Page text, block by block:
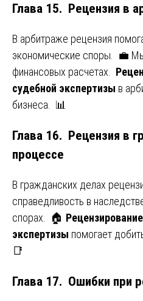
Глава 15. Рецензия в
В арбитраже рецензия
экономические споры. 💼
финансовых расчетах.
судебной экспертизы в
бизнеса. 📊
Глава 16. Рецензия в
процессе
В гражданских делах
справедливость в
спорах. 🏠
экспертизы помогает
📑
Глава 17. Ошибки при